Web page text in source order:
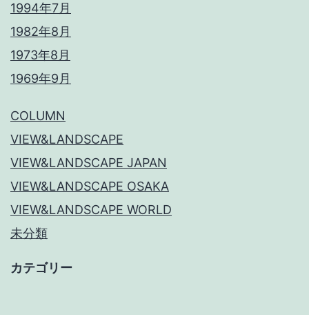
1994年7月
1982年8月
1973年8月
1969年9月
COLUMN
VIEW&LANDSCAPE
VIEW&LANDSCAPE JAPAN
VIEW&LANDSCAPE OSAKA
VIEW&LANDSCAPE WORLD
未分類
カテゴリー